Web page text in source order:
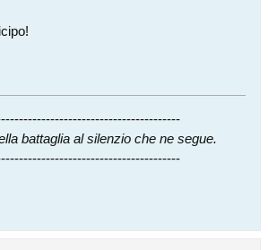
battaglia al silenzio che ne segue.